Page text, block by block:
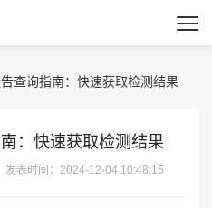
查询指南：快速获取检测结果
：快速获取检测结果
发表时间：2024-12-04 10:48:15